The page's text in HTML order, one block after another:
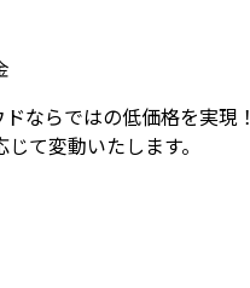
ドならではの低価格を実現！
て変動いたします。